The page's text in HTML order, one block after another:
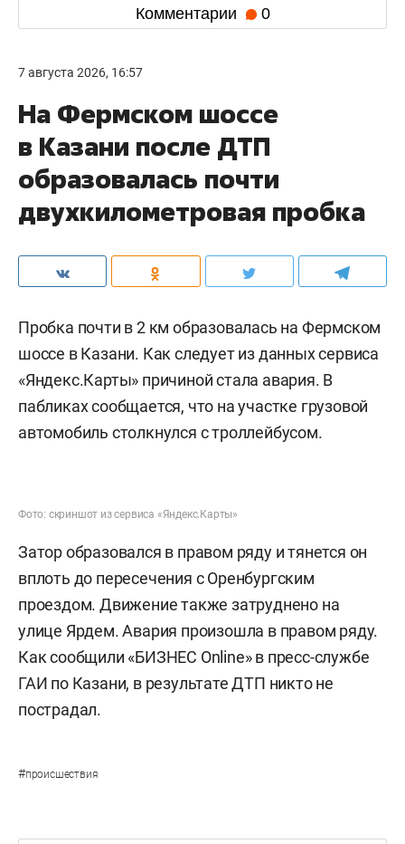
Комментарии 0
7 августа 2026, 16:57
На Фермском шоссе
в Казани после ДТП
образовалась почти
двухкилометровая пробка
Пробка почти в 2 км образовалась на Фермском
шоссе в Казани. Как следует из данных сервиса
«Яндекс.Карты» причиной стала авария. В
пабликах сообщается, что на участке грузовой
автомобиль столкнулся с троллейбусом.
Фото: скриншот из сервиса «Яндекс.Карты»
Затор образовался в правом ряду и тянется он
вплоть до пересечения с Оренбургским
проездом. Движение также затруднено на
улице Ярдем. Авария произошла в правом ряду.
Как сообщили «БИЗНЕС Online» в пресс-службе
ГАИ по Казани, в результате ДТП никто не
пострадал.
#происшествия